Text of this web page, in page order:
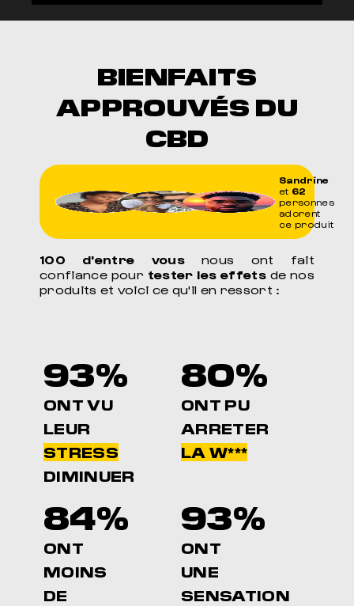
BIENFAITS
APPROUVÉS DU
CBD
Sandrine
et 62
personnes
adorent
ce produit
100 d'entre vousnous ont fait
confiance pour tester les effets de nos
produits et voici ce qu'il en ressort :
93%
ONT VU
LEUR
STRESS
DIMINUER
80%
ONT PU
ARRETER
LA W***
84%
ONT
MOINS
DE
93%
ONT
UNE
SENSATION